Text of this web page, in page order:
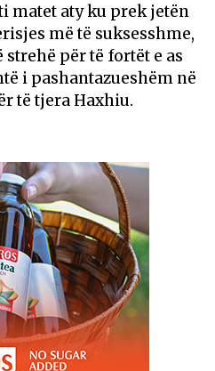
matet aty ku prek jetën
më të suksesshme,
për të fortët e as
i pashantazueshëm në
të tjera Haxhiu.